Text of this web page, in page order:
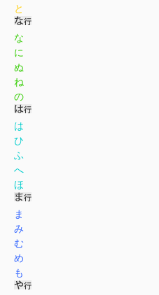
と
な
に
ぬ
ね
の
は
ひ
ふ
へ
ほ
ま
み
む
め
も